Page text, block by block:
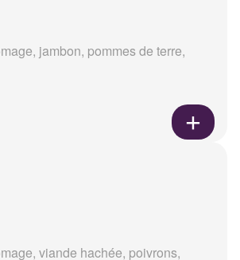
jambon, pommes de terre,
viande hachée, poivrons,